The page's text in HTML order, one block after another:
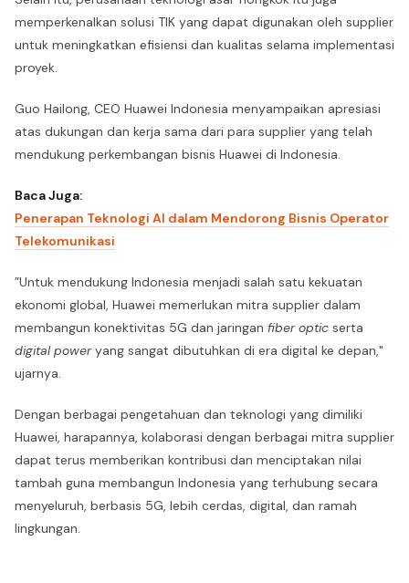
memperkenalkan solusi TIK yang dapat digunakan oleh supplier
untuk meningkatkan efisiensi dan kualitas selama implementasi
proyek.
Guo Hailong, CEO Huawei Indonesia menyampaikan apresiasi
atas dukungan dan kerja sama dari para supplier yang telah
mendukung perkembangan bisnis Huawei di Indonesia.
Baca Juga:
Penerapan Teknologi AI dalam Mendorong Bisnis Operator
Telekomunikasi
”Untuk mendukung Indonesia menjadi salah satu kekuatan
ekonomi global, Huawei memerlukan mitra supplier dalam
membangun konektivitas 5G dan jaringan fiber optic serta
digital poweryang sangat dibutuhkan di era digital ke depan,"
ujarnya.
Dengan berbagai pengetahuan dan teknologi yang dimiliki
Huawei, harapannya, kolaborasi dengan berbagai mitra supplier
dapat terus memberikan kontribusi dan menciptakan nilai
tambah guna membangun Indonesia yang terhubung secara
menyeluruh, berbasis 5G, lebih cerdas, digital, dan ramah
lingkungan.